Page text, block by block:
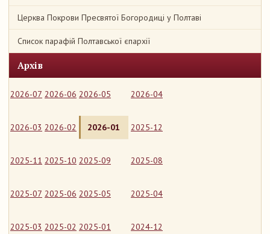
Церква Покрови Пресвятої Богородиці у Полтаві
Список парафій Полтавської єпархії
Архів
2026-07 2026-06 2026-05 2026-04
2026-03 2026-02 2026-01 2025-12
2025-11 2025-10 2025-09 2025-08
2025-07 2025-06 2025-05 2025-04
2025-03 2025-02 2025-01 2024-12